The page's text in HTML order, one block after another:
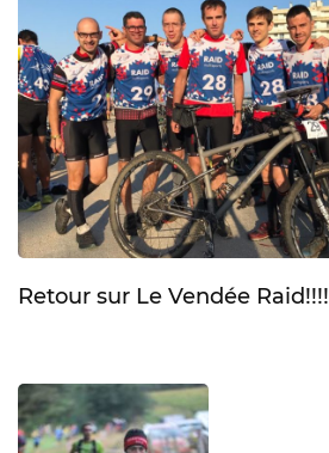
Retour sur Le Vendée Raid!!!!